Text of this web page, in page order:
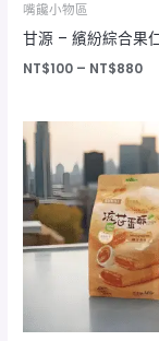
嘴饞小物區
甘源 – 繽紛綜合果
NT$100 – NT$880